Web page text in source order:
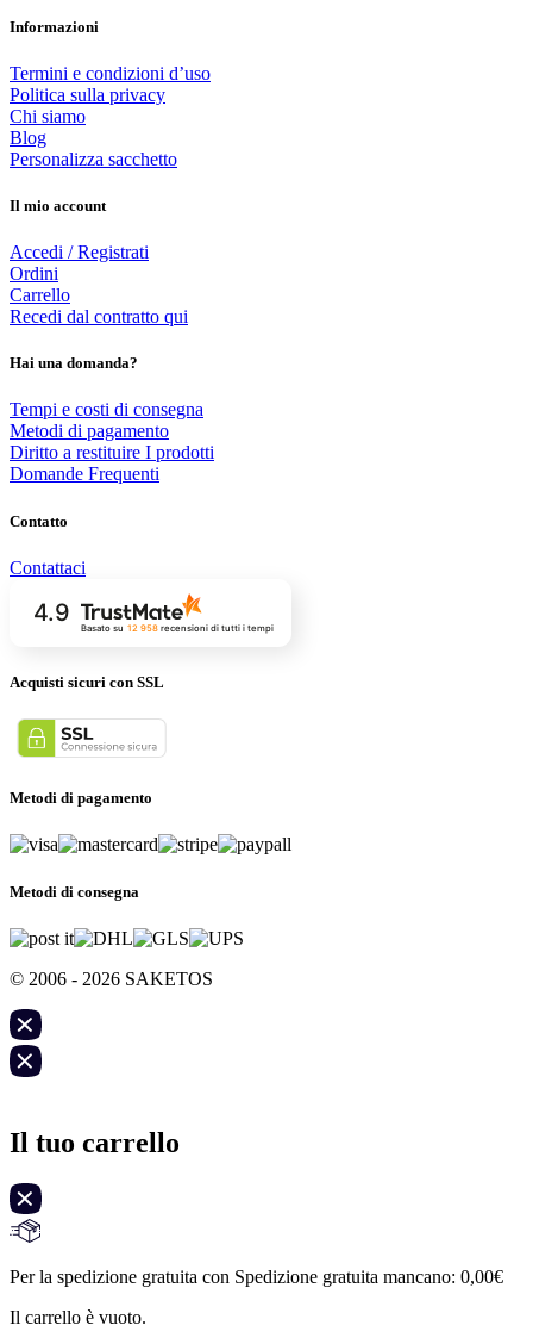
Informazioni
Termini e condizioni d’uso
Politica sulla privacy
Chi siamo
Blog
Personalizza sacchetto
Il mio account
Accedi / Registrati
Ordini
Carrello
Recedi dal contratto qui
Hai una domanda?
Tempi e costi di consegna
Metodi di pagamento
Diritto a restituire I prodotti
Domande Frequenti
Contatto
Contattaci
4.9
Basato su 12 958recensioni di tutti i tempi
Acquisti sicuri con SSL
Metodi di pagamento
Metodi di consegna
© 2006 - 2026 SAKETOS
Il tuo carrello
Per la spedizione gratuita con Spedizione gratuita mancano: 0,00€
Il carrello è vuoto.